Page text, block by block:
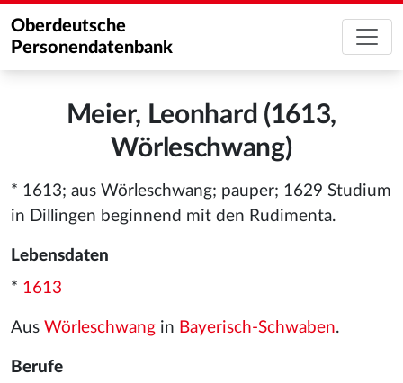
Oberdeutsche
Personendatenbank
Meier, Leonhard (1613,
Wörleschwang)
* 1613; aus Wörleschwang; pauper; 1629 Studium
in Dillingen beginnend mit den Rudimenta.
Lebensdaten
* 1613
Aus Wörleschwang in Bayerisch-Schwaben.
Berufe